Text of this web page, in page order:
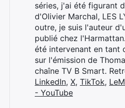
séries, j'ai été figurant
d'Olivier Marchal, LES
outre, je suis l'auteur
publié chez
été intervenant en tant
sur l'émission de
chaîne TV B Smart.
LinkedIn, X, TikTok,
- YouTube